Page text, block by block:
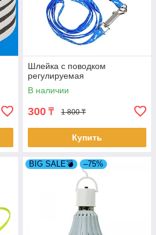
Шлейка с поводком
регулируемая
В наличии
300 ₸ 1 800 ₸
Купить
BIG SALE💣 –75%